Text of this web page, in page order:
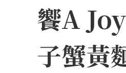
饗A
子蟹黃